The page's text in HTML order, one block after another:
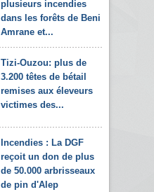
plusieurs incendies
dans les forêts de Beni
Amrane et...
Tizi-Ouzou: plus de
3.200 têtes de bétail
remises aux éleveurs
victimes des...
Incendies : La DGF
reçoit un don de plus
de 50.000 arbrisseaux
de pin d'Alep